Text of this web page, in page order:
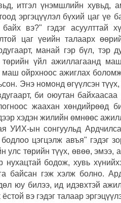
итгэл үнэмшлийн хувьд,
эргэцүүлэл бүхий цаг үе
вэ?" гэдэг асуулттай
цаг үеийн талаарх
манай гэр бүл, тэр
төрийн үйл ажиллагаанд
маш ойрхноос ажиглах
Энэ номонд өгүүлсэн
би оюутан байхаасаа
жаахан хөндийрөөд
хэдэн жилийн өмнөөс
УИХ-ын сонгуульд
цэгцэлж авъя" гэдэг
улс төрийн түүх, өвөө,
нухацтай бодож, хувь
байсан гэж хэлж болно.
юу билээ, ид идэвхтэй
вэ гэдэг талаар